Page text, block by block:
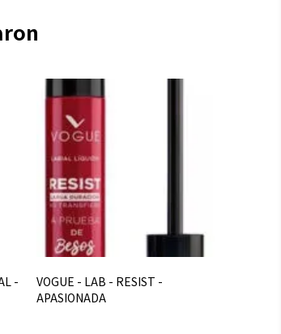
-
VOGUE - LAB - RESIST -
APASIONADA